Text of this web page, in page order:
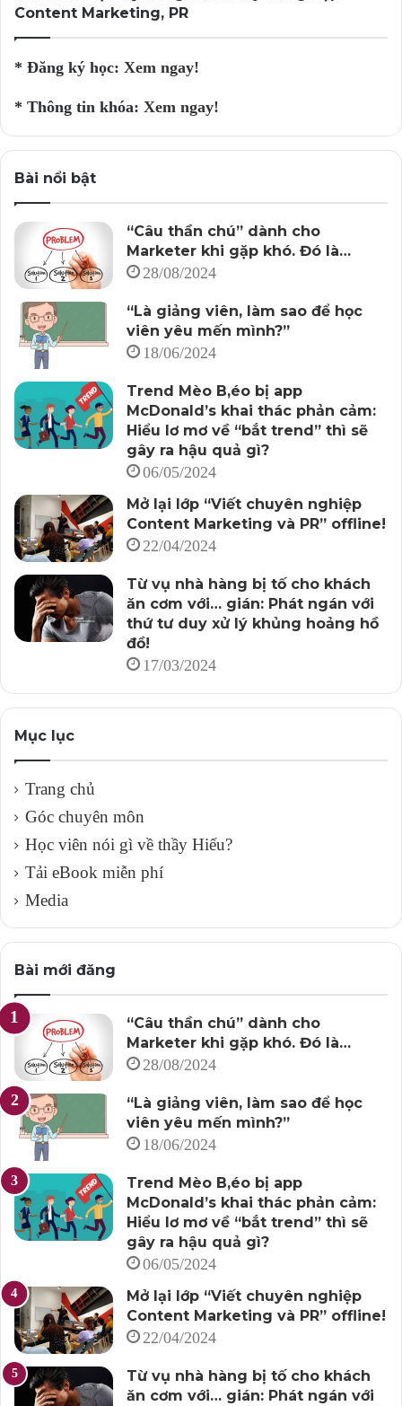
Content Marketing, PR
* Đăng ký học: Xem ngay!
* Thông tin khóa: Xem ngay!
Bài nổi bật
“Câu thần chú” dành cho
Marketer khi gặp khó. Đó là…
28/08/2024
“Là giảng viên, làm sao để học
viên yêu mến mình?”
18/06/2024
Trend Mèo B,éo bị app
McDonald’s khai thác phản cảm:
Hiểu lơ mơ về “bắt trend” thì sẽ
gây ra hậu quả gì?
06/05/2024
Mở lại lớp “Viết chuyên nghiệp
Content Marketing và PR” offline!
22/04/2024
Từ vụ nhà hàng bị tố cho khách
ăn cơm với… gián: Phát ngán với
thứ tư duy xử lý khủng hoảng hồ
đồ!
17/03/2024
Mục lục
Trang chủ
Góc chuyên môn
Học viên nói gì về thầy Hiếu?
Tải eBook miễn phí
Media
Bài mới đăng
“Câu thần chú” dành cho
Marketer khi gặp khó. Đó là…
28/08/2024
“Là giảng viên, làm sao để học
viên yêu mến mình?”
18/06/2024
Trend Mèo B,éo bị app
McDonald’s khai thác phản cảm:
Hiểu lơ mơ về “bắt trend” thì sẽ
gây ra hậu quả gì?
06/05/2024
Mở lại lớp “Viết chuyên nghiệp
Content Marketing và PR” offline!
22/04/2024
Từ vụ nhà hàng bị tố cho khách
ăn cơm với… gián: Phát ngán với